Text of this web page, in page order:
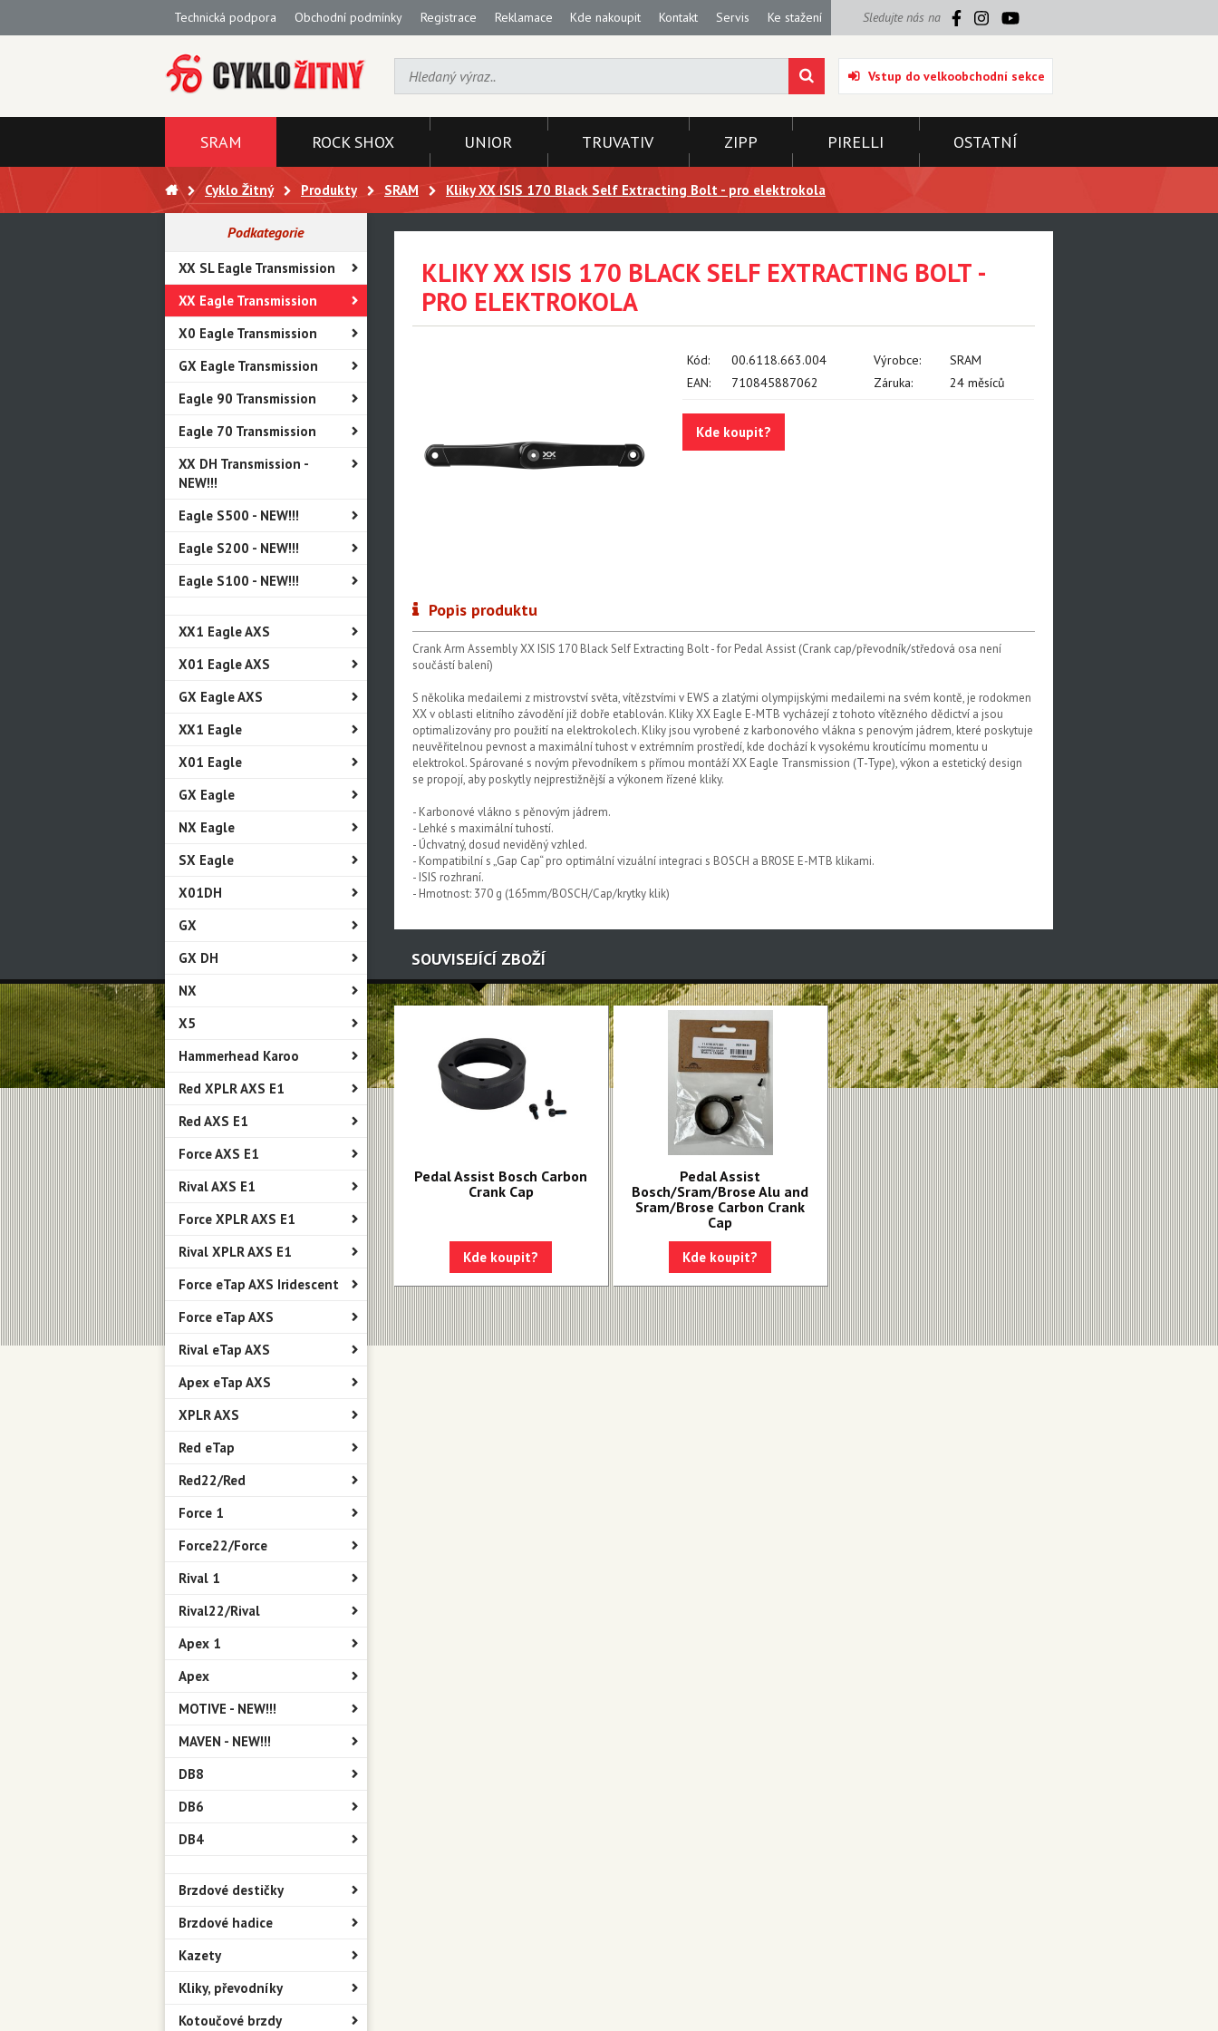
Technická podpora Obchodní podmínky Registrace Reklamace Kde nakoupit Kontakt Servis Ke stažení Sledujte nás na
Vstup do velkoobchodní sekce
SRAM ROCK SHOX UNIOR TRUVATIV ZIPP PIRELLI OSTATNÍ
Cyklo Žitný Produkty SRAM Kliky XX ISIS 170 Black Self Extracting Bolt - pro elektrokola
Podkategorie
XX SL Eagle Transmission
XX Eagle Transmission
X0 Eagle Transmission
GX Eagle Transmission
Eagle 90 Transmission
Eagle 70 Transmission
XX DH Transmission -
NEW!!!
Eagle S500 - NEW!!!
Eagle S200 - NEW!!!
Eagle S100 - NEW!!!
XX1 Eagle AXS
X01 Eagle AXS
GX Eagle AXS
XX1 Eagle
X01 Eagle
GX Eagle
NX Eagle
SX Eagle
X01DH
GX
GX DH
NX
X5
Hammerhead Karoo
Red XPLR AXS E1
Red AXS E1
Force AXS E1
Rival AXS E1
Force XPLR AXS E1
Rival XPLR AXS E1
Force eTap AXS Iridescent
Force eTap AXS
Rival eTap AXS
Apex eTap AXS
XPLR AXS
Red eTap
Red22/Red
Force 1
Force22/Force
Rival 1
Rival22/Rival
Apex 1
Apex
MOTIVE - NEW!!!
MAVEN - NEW!!!
DB8
DB6
DB4
Brzdové destičky
Brzdové hadice
Kazety
Kliky, převodníky
Kotoučové brzdy
KLIKY XX ISIS 170 BLACK SELF EXTRACTING BOLT -
PRO ELEKTROKOLA
Kód: 00.6118.663.004 Výrobce:
SRAM
EAN:
710845887062 Záruka: 24 měsíců
Kde koupit?
Popis produktu
Crank Arm Assembly XX ISIS 170 Black Self Extracting Bolt - for Pedal Assist (Crank cap/převodník/středová osa není
součástí balení)
S několika medailemi z mistrovství světa, vítězstvími v EWS a zlatými olympijskými medailemi na svém kontě, je rodokmen
XX v oblasti elitního závodění již dobře etablován. Kliky XX Eagle E-MTB vycházejí z tohoto vítězného dědictví a jsou
optimalizovány pro použití na elektrokolech. Kliky jsou vyrobené z karbonového vlákna s penovým jádrem, které poskytuje
neuvěřitelnou pevnost a maximální tuhost v extrémním prostředí, kde dochází k vysokému kroutícímu momentu u
elektrokol. Spárované s novým převodníkem s přímou montáží XX Eagle Transmission (T-Type), výkon a estetický design
se propojí, aby poskytly nejprestižnější a výkonem řízené kliky.
- Karbonové vlákno s pěnovým jádrem.
- Lehké s maximální tuhostí.
- Úchvatný, dosud neviděný vzhled.
- Kompatibilní s „Gap Cap“ pro optimální vizuální integraci s BOSCH a BROSE E-MTB klikami.
- ISIS rozhraní.
- Hmotnost: 370 g (165mm/BOSCH/Cap/krytky klik)
SOUVISEJÍCÍ ZBOŽÍ
Pedal Assist Bosch Carbon
Crank Cap
Kde koupit?
Pedal Assist
Bosch/Sram/Brose Alu and
Sram/Brose Carbon Crank
Cap
Kde koupit?